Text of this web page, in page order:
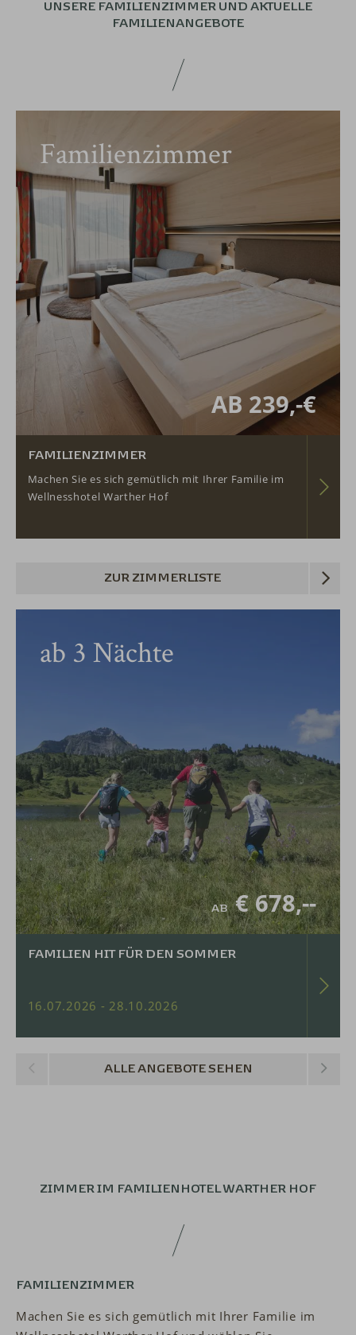
UNSERE FAMILIENZIMMER UND AKTUELLE
FAMILIENANGEBOTE
Familienzimmer
AB 239,-€
FAMILIENZIMMER
Machen Sie es sich gemütlich mit Ihrer Familie im
Wellnesshotel Warther Hof
ZUR ZIMMERLISTE
ab 3 Nächte
AB € 678,--
FAMILIEN HIT FÜR DEN SOMMER
16.07.2026 - 28.10.2026
ALLE ANGEBOTESEHEN
ZIMMER IM FAMILIENHOTEL WARTHER HOF
FAMILIENZIMMER
Machen Sie es sich gemütlich mit Ihrer Familie im